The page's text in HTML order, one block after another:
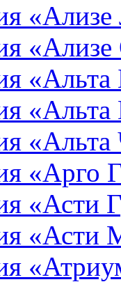
«Альта
«Альта
«Арго
«Асти
«Асти